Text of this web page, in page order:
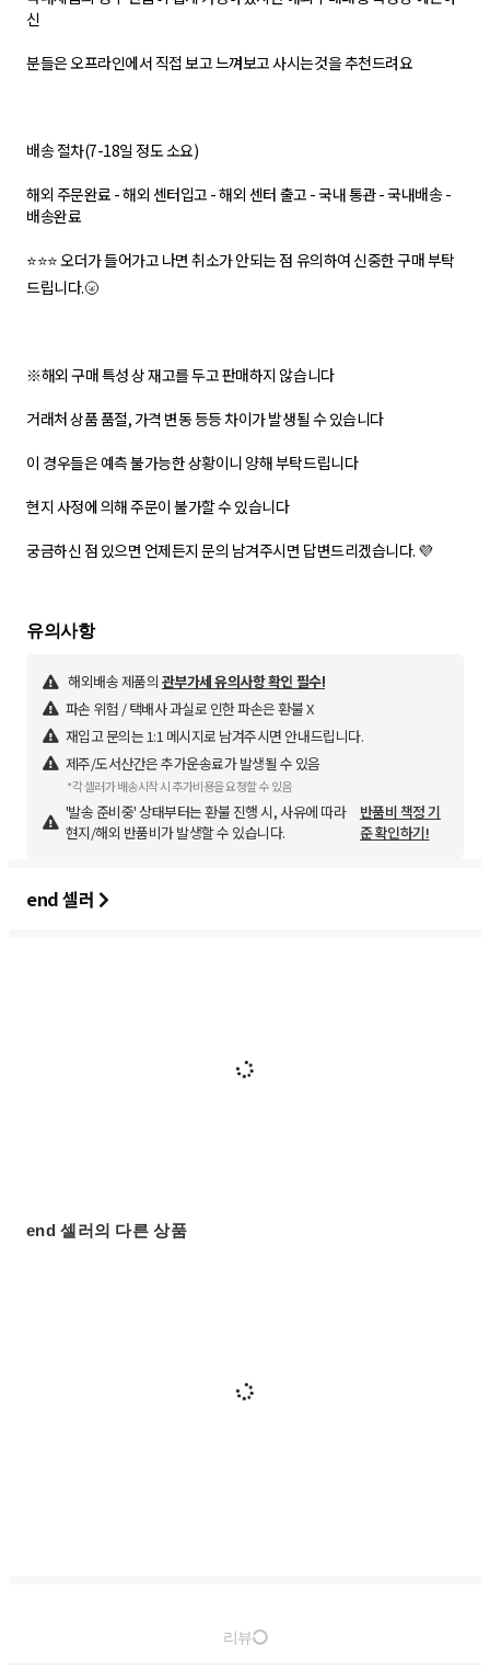
신
분들은 오프라인에서 직접 보고 느껴보고 사시는것을 추천드려요
배송 절차(7-18일 정도 소요)
해외 주문완료 - 해외 센터입고 - 해외 센터 출고 - 국내 통관 - 국내배송 -
배송완료
⭐⭐⭐ 오더가 들어가고 나면 취소가 안되는 점 유의하여 신중한 구매 부탁
드립니다.🌝
※해외 구매 특성 상 재고를 두고 판매하지 않습니다
거래처 상품 품절, 가격 변동 등등 차이가 발생될 수 있습니다
이 경우들은 예측 불가능한 상황이니 양해 부탁드립니다
현지 사정에 의해 주문이 불가할 수 있습니다
궁금하신 점 있으면 언제든지 문의 남겨주시면 답변드리겠습니다. 💜
유의사항
해외배송 제품의 관부가세 유의사항 확인 필수!
파손 위험 / 택배사 과실로 인한 파손은 환불 X
재입고 문의는 1:1 메시지로 남겨주시면 안내드립니다.
제주/도서산간은 추가운송료가 발생될 수 있음
*각 셀러가 배송시작 시 추가비용을 요청할 수 있음
'발송 준비중' 상태부터는 환불 진행 시, 사유에 따라
현지/해외 반품비가 발생할 수 있습니다.
반품비 책정 기
준 확인하기!
end 셀러
end 셀러의 다른 상품
리뷰